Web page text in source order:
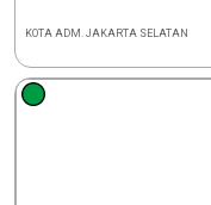
KOTA ADM. JAKARTA SELATAN